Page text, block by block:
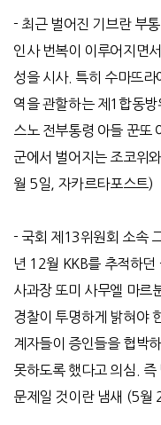
- 최근 벌어진 기브란 부
인사 번복이 이루어지면
성을 시사. 특히 수마뜨라
역을 관할하는 제 1합동방
스노 전부통령 아들 꾼또
군에서 벌어지는 조코위
월 5일 자카르타포스트)
- 국회 제 13위원회 소속
년 12월 KKB를 추적하던
사과장 또미 사무엘 마르
경찰이 투명하게 밝혀야
계자들이 증인들을 협박
못하도록 했다고 의심
즉
문제일 것이란 냄새 (5월